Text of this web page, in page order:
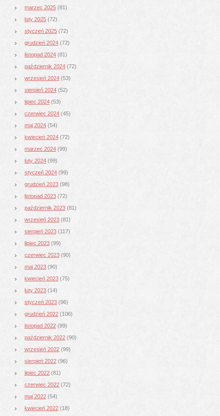
marzec 2025 (81)
luty 2025 (72)
styczeń 2025 (72)
grudzień 2024 (72)
listopad 2024 (81)
październik 2024 (72)
wrzesień 2024 (53)
sierpień 2024 (52)
lipiec 2024 (53)
czerwiec 2024 (45)
maj 2024 (54)
kwiecień 2024 (72)
marzec 2024 (99)
luty 2024 (99)
styczeń 2024 (99)
grudzień 2023 (98)
listopad 2023 (72)
październik 2023 (81)
wrzesień 2023 (81)
sierpień 2023 (117)
lipiec 2023 (99)
czerwiec 2023 (90)
maj 2023 (90)
kwiecień 2023 (75)
luty 2023 (14)
styczeń 2023 (96)
grudzień 2022 (106)
listopad 2022 (99)
październik 2022 (90)
wrzesień 2022 (99)
sierpień 2022 (96)
lipiec 2022 (81)
czerwiec 2022 (72)
maj 2022 (54)
kwiecień 2022 (18)